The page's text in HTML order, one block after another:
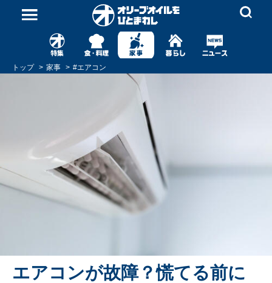
トップ 家事 #エアコン
エアコンが故障？慌てる前に